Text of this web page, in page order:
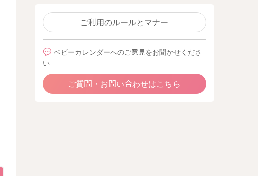
ご利用のルールとマナー
ベビーカレンダーへのご意見をお聞かせくださ
い
ご質問・お問い合わせはこちら